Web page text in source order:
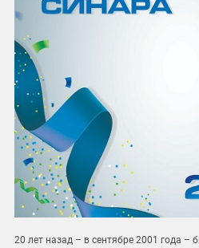
20 лет назад – в сентябре 2001 года –